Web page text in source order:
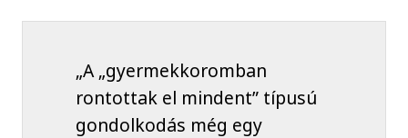
„A „gyermekkoromban
rontottak el mindent” típusú
gondolkodás még egy